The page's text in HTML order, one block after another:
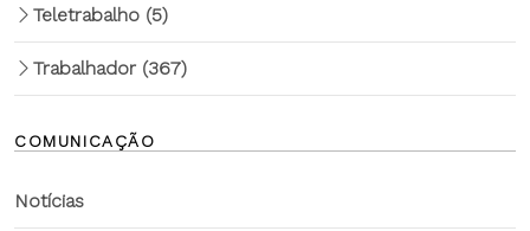
Teletrabalho (5)
Trabalhador (367)
COMUNICAÇÃO
Notícias